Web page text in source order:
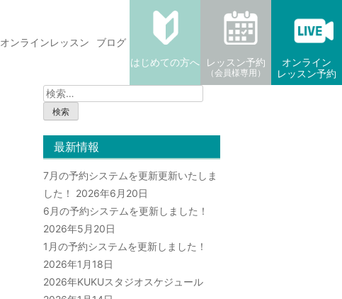
オンラインレッスン
ブログ
はじめての方へ
レッスン予約
（会員様専用）
オンライン
レッスン予約
検
索:
最新情報
7月の予約システムを更新更新いたしま
した！
2026年6月20日
6月の予約システムを更新しました！
2026年5月20日
1月の予約システムを更新しました！
2026年1月18日
2026年KUKUスタジオスケジュール